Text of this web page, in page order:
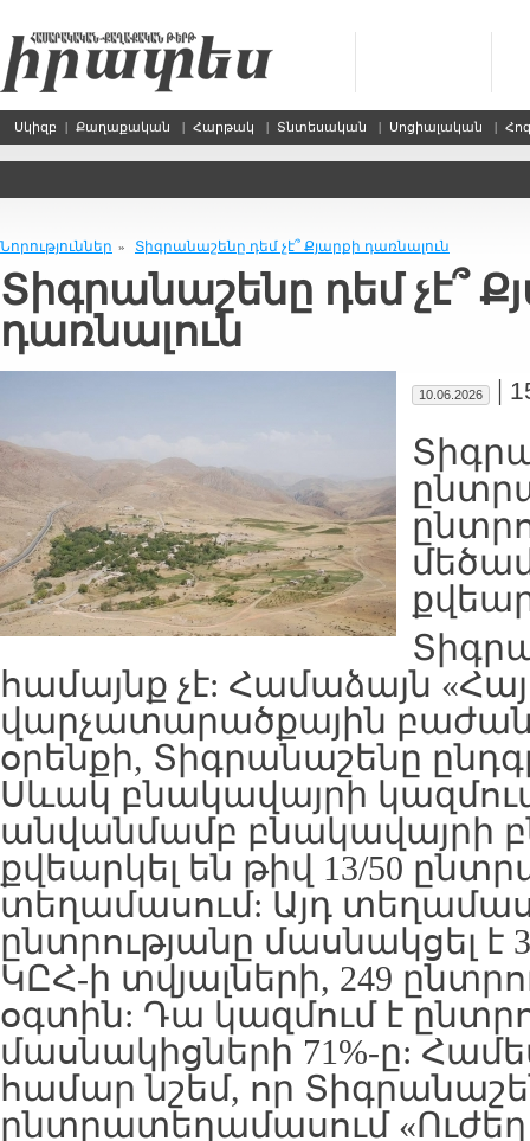
Սկիզբ | Քաղաքական | Հարթակ | Տնտեսական | Սոցիալական |
Նորություններ » Տիգրանաշենը դեմ չէ՞ Քյարքի դառնալուն
Տիգրանաշենը դեմ չէ՞
դառնալուն
10.06.2026 |
համայնք չէ: Համաձայն
վարչատարածքային
օրենքի, Տիգրանաշենը
Սևակ բնակավայրի
անվանմամբ բնակավայրի
քվեարկել են թիվ 13/50
տեղամասում: Այդ
ընտրությանը մասնակցել է
ԿԸՀ-ի տվյալների, 249
օգտին: Դա կազմում է
մասնակիցների 71%-ը:
համար նշեմ, որ
ընտրատեղամասում